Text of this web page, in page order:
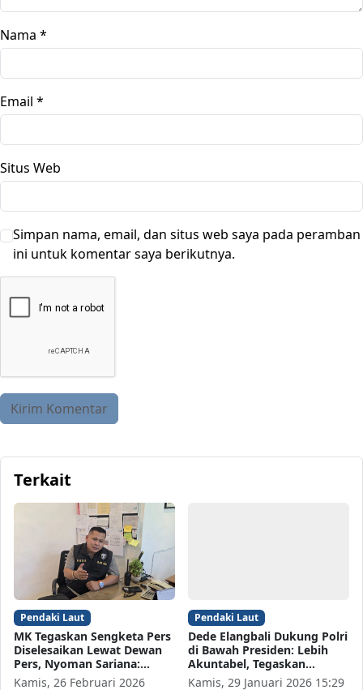
Nama *
Email *
Situs Web
Simpan nama, email, dan situs web saya pada peramban
ini untuk komentar saya berikutnya.
Terkait
Pendaki Laut
MK Tegaskan Sengketa Pers
Diselesaikan Lewat Dewan
Pers, Nyoman Sariana:…
Kamis, 26 Februari 2026
Pendaki Laut
Dede Elangbali Dukung Polri
di Bawah Presiden: Lebih
Akuntabel, Tegaskan…
Kamis, 29 Januari 2026 15:29